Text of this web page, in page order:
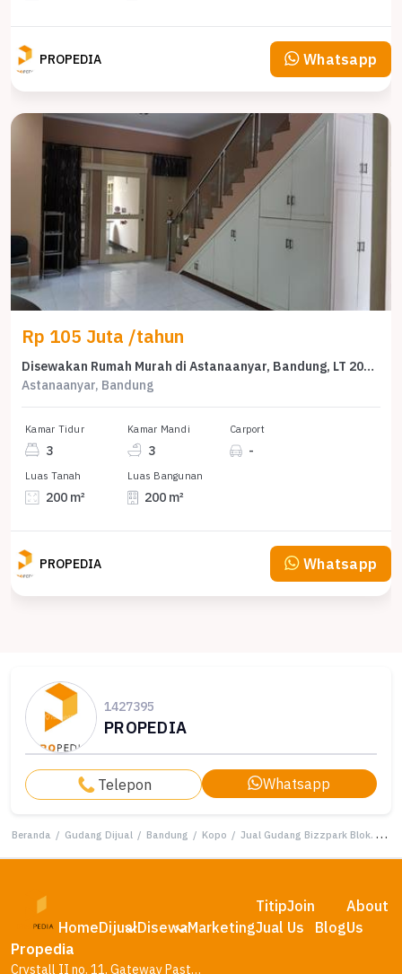
PROPEDIA Whatsapp
Rp 105 Juta /tahun
Disewakan Rumah Murah di Astanaanyar, Bandung, LT 200m²
Astanaanyar, Bandung
Kamar Tidur
3
Kamar Mandi
3
Carport
-
Luas Tanah
200 m²
Luas Bangunan
200 m²
PROPEDIA Whatsapp
1427395
PROPEDIA
Telepon Whatsapp
Beranda / Gudang Dijual / Bandung / Kopo / Jual Gudang Bizzpark Blok. B Akses Dekat Tol Kopo
HomeDijualDisewaMarketing
Titip
Jual
Join
Us
Blog
About
Us
Propedia
Crystall II no. 11, Gateway Pasteur Residence, Bandung – Jawa Barat